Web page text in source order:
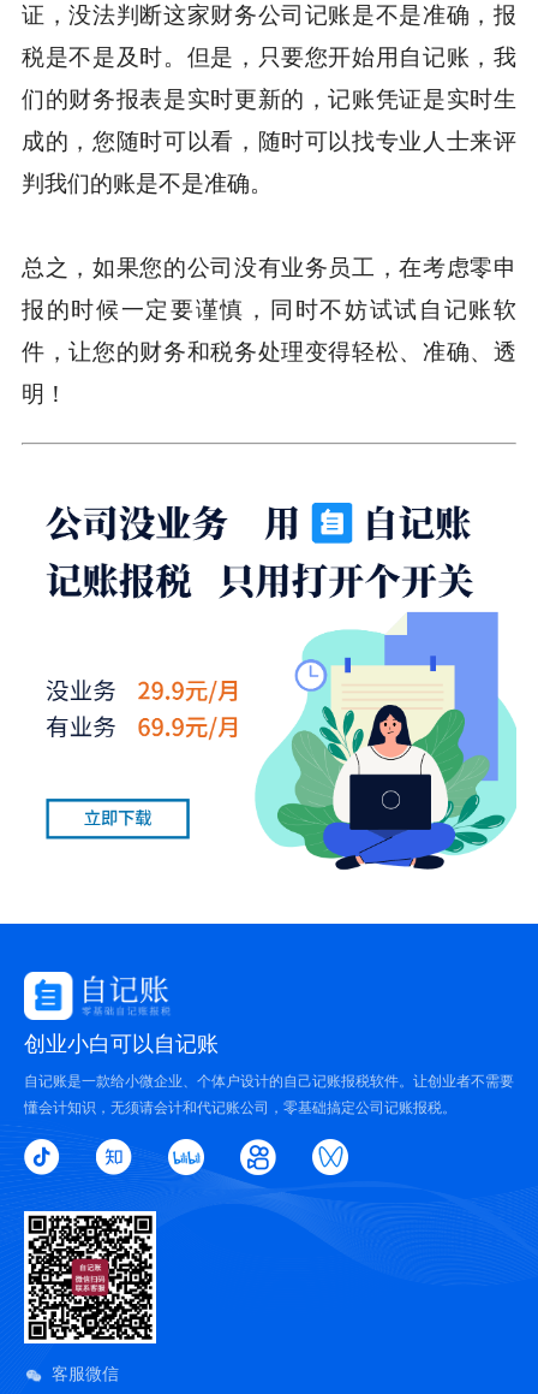
证，没法判断这家财务公司记账是不是准确，报
税是不是及时。但是，只要您开始用自记账，我
们的财务报表是实时更新的，记账凭证是实时生
成的，您随时可以看，随时可以找专业人士来评
判我们的账是不是准确。
总之，如果您的公司没有业务员工，在考虑零申
报的时候一定要谨慎，同时不妨试试自记账软
件，让您的财务和税务处理变得轻松、准确、透
明！
创业小白可以自记账
自记账是一款给小微企业、个体户设计的自己记账报税软件。让创业者不需要
懂会计知识，无须请会计和代记账公司，零基础搞定公司记账报税。
客服微信